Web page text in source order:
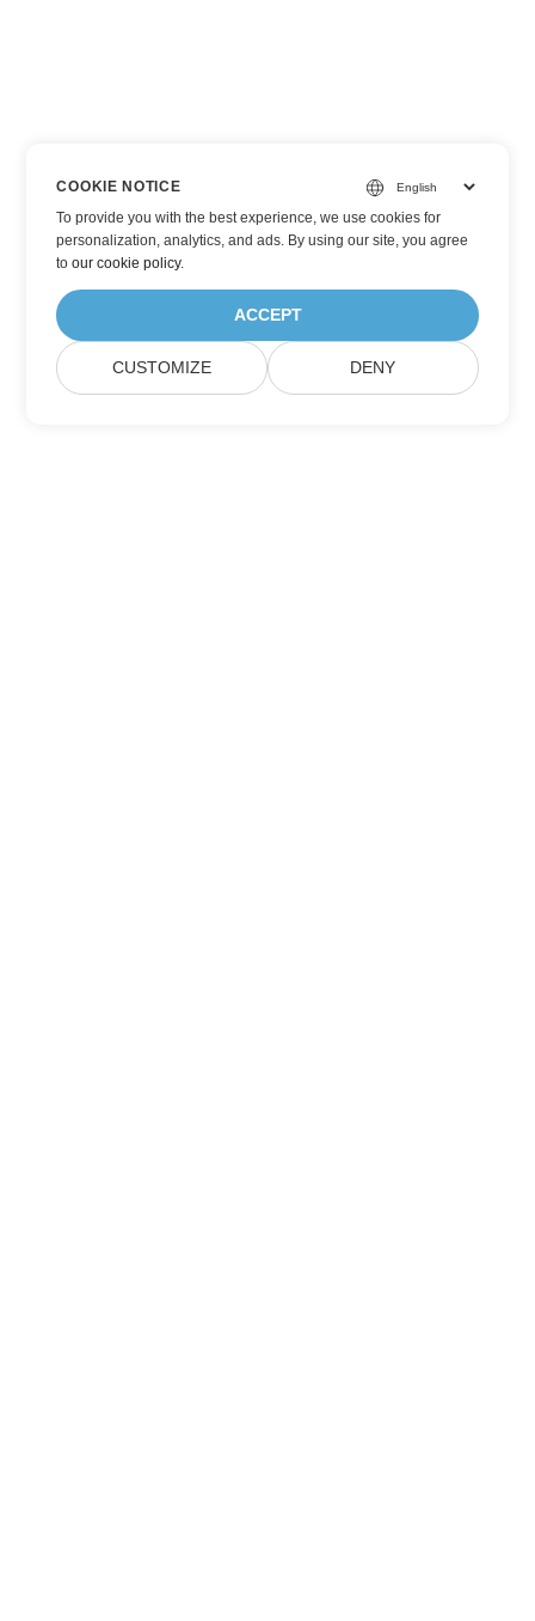
COOKIE NOTICE
To provide you with the best experience, we use cookies for
personalization, analytics, and ads. By using our site, you agree
toour cookie policy.
ACCEPT
CUSTOMIZE DENY